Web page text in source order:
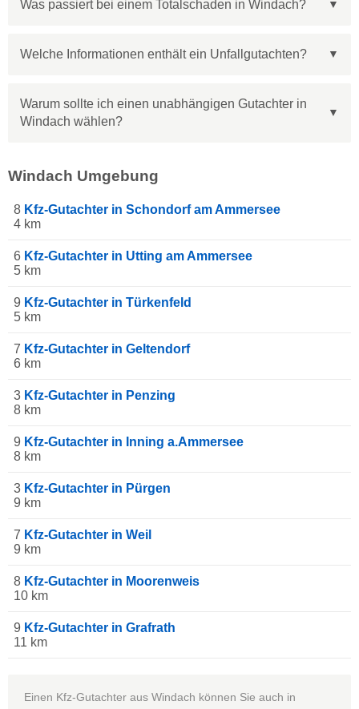
Was passiert bei einem Totalschaden in Windach?
Welche Informationen enthält ein Unfallgutachten?
Warum sollte ich einen unabhängigen Gutachter in
Windach wählen?
Windach Umgebung
8 Kfz-Gutachter in Schondorf am Ammersee
4 km
6 Kfz-Gutachter in Utting am Ammersee
5 km
9 Kfz-Gutachter in Türkenfeld
5 km
7 Kfz-Gutachter in Geltendorf
6 km
3 Kfz-Gutachter in Penzing
8 km
9 Kfz-Gutachter in Inning a.Ammersee
8 km
3 Kfz-Gutachter in Pürgen
9 km
7 Kfz-Gutachter in Weil
9 km
8 Kfz-Gutachter in Moorenweis
10 km
9 Kfz-Gutachter in Grafrath
11 km
Einen Kfz-Gutachter aus Windach können Sie auch in